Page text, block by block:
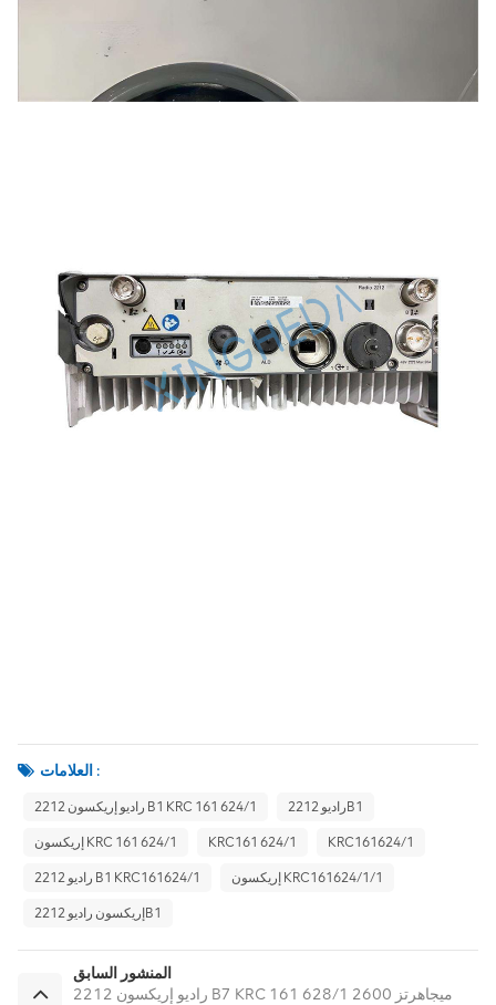
العلامات :
راديو إريكسون 2212 B1 KRC 161 624/1 راديو 2212B1
إريكسون KRC 161 624/1 KRC161 624/1 KRC161624/1
راديو 2212 B1 KRC161624/1 إريكسون KRC161624/1/1
إريكسون راديو 2212B1
المنشور السابق
راديو إريكسون 2212 B7 KRC 161 628/1 2600 ميجاهرتز